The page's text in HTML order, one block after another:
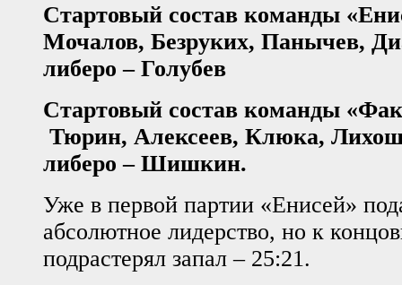
Стартовый состав команды
Мочалов, Безруких, Панычев,
либеро – Голубев
Стартовый состав команды
Тюрин, Алексеев, Клюка,
либеро – Шишкин.
Уже в первой партии «Енисей»
абсолютное лидерство, но к
подрастерял запал – 25:21.